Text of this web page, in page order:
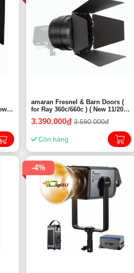
amaran Fresnel & Barn Doors (
for Ray 360c/660c ) ( New 11/2025
3.390.000đ 3.590.000đ
Còn hàng
-4%